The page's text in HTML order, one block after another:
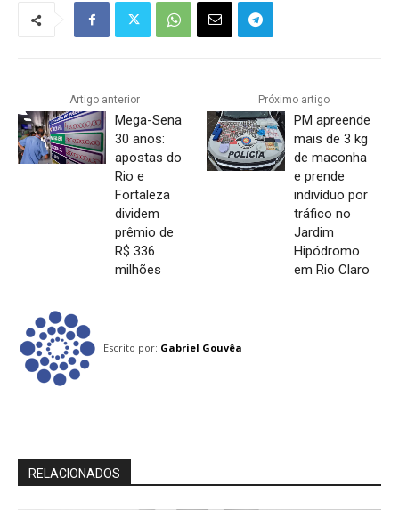
Artigo anterior
Mega-Sena
30 anos:
apostas do
Rio e
Fortaleza
dividem
prêmio de
R$ 336
milhões
Próximo artigo
PM apreende
mais de 3 kg
de maconha
e prende
indivíduo por
tráfico no
Jardim
Hipódromo
em Rio Claro
Escrito por: Gabriel Gouvêa
RELACIONADOS